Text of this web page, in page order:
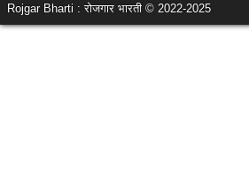
Rojgar Bharti : रोजगार भारती © 2022-2025